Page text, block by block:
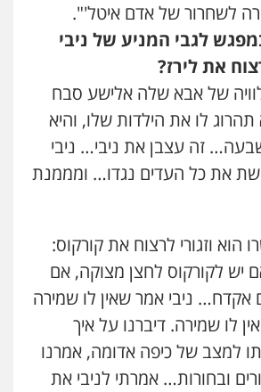
לשחרור של אדם איטל'".
לגבי המניע של ניבי
את לירז?
של אבא שלה אלישע סבח
לו את הילדות שלו, והיא
זה עצבן את ניבי… ניבי
את כל העדים נגדו… ומממנת
הוא וזגורי לרצוח את קורקוס:
יש לקורקוס לחצן מצוקה, אם
ניבי אמר שאין לו שמירה
לו שמירה. דיברנו על איך
למצב של כיפה אדומה, אמרנו
ובחורות… אמרתי לניבי את